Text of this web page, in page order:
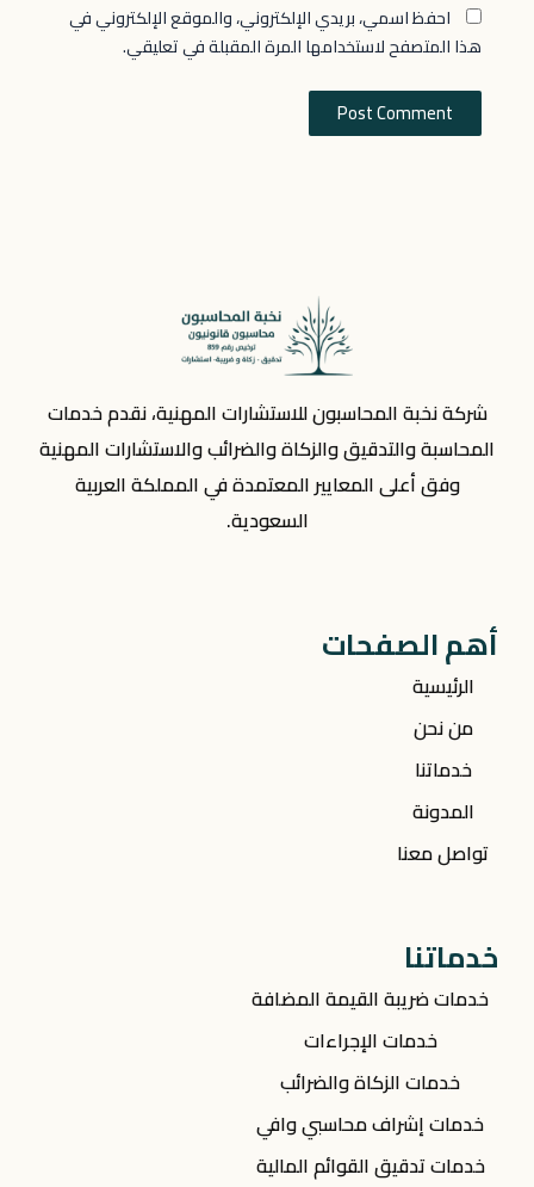
احفظ اسمي، بريدي الإلكتروني، والموقع الإلكتروني في
هذا المتصفح لاستخدامها المرة المقبلة في تعليقي.
شركة نخبة المحاسبون للاستشارات المهنية، نقدم خدمات
المحاسبة والتدقيق والزكاة والضرائب والاستشارات المهنية
وفق أعلى المعايير المعتمدة في المملكة العربية
السعودية.
أهم الصفحات
الرئيسية
من نحن
خدماتنا
المدونة
تواصل معنا
خدماتنا
خدمات ضريبة القيمة المضافة
خدمات الإجراءات
خدمات الزكاة والضرائب
خدمات إشراف محاسبي وافي
خدمات تدقيق القوائم المالية